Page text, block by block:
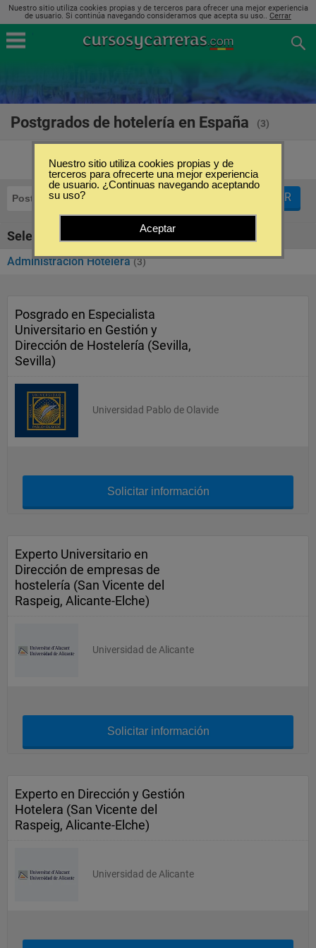
Nuestro sitio utiliza cookies propias y de terceros para ofrecer una mejor experiencia
de usuario. Si continúa navegando consideramos que acepta su uso.. Cerrar
Postgrados de hotelería en España (3)
Postgrados FILTRAR
Seleccione la SubCategoría de "Hotelería"
Administración Hotelera (3)
Posgrado en Especialista
Universitario en Gestión y
Dirección de Hostelería (Sevilla,
Sevilla)
Universidad Pablo de Olavide
Solicitar información
Experto Universitario en
Dirección de empresas de
hostelería (San Vicente del
Raspeig, Alicante-Elche)
Universidad de Alicante
Solicitar información
Experto en Dirección y Gestión
Hotelera (San Vicente del
Raspeig, Alicante-Elche)
Universidad de Alicante
Nuestro sitio utiliza cookies propias y de
terceros para ofrecerte una mejor experiencia
de usuario. ¿Continuas navegando aceptando
su uso?
Aceptar